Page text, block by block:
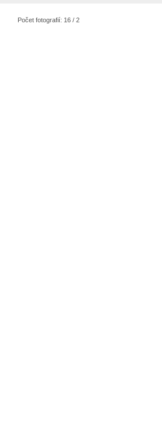
Počet fotografií: 16 / 2